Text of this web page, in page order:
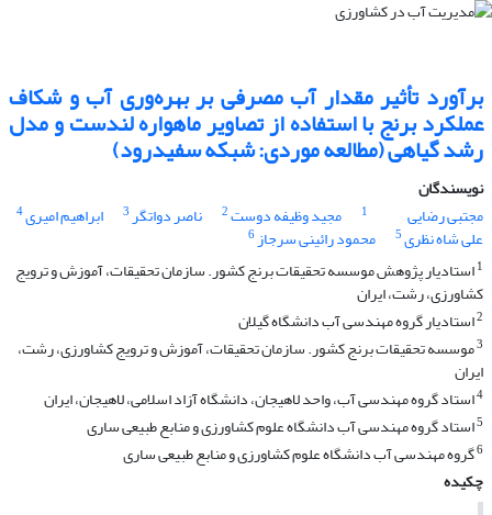
برآورد تأثیر مقدار آب مصرفی بر بهره‌وری آب و شکاف
عملکرد برنج با استفاده از تصاویر ماهواره لندست و مدل
رشد گیاهی (مطالعه موردی: شبکه سفیدرود)
نویسندگان
مجتبی رضایی
1 مجید وظیفه دوست2 ناصر دواتگر3 ابراهیم امیری4
علی شاه نظری5 محمود رائینی سرجاز6
1استادیار پژوهش موسسه تحقیقات برنج کشور. سازمان تحقیقات، آموزش و ترویج
کشاورزی، رشت، ایران
2استادیار گروه مهندسی آب دانشگاه گیلان
3موسسه تحقیقات برنج کشور. سازمان تحقیقات، آموزش و ترویج کشاورزی، رشت،
ایران
4استاد گروه مهندسی آب، واحد لاهیجان، دانشگاه آزاد اسلامی، لاهیجان، ایران
5استاد گروه مهندسی آب دانشگاه علوم کشاورزی و منابع طبیعی ساری
6گروه مهندسی آب دانشگاه علوم کشاورزی و منابع طبیعی ساری
چکیده